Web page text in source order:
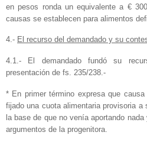
en pesos ronda un equivalente a €
causas se establecen para alimentos
4.- El recurso del demandado y su
4.1.- El demandado fundó su
presentación de fs. 235/238.-
* En primer término expresa que
fijado una cuota alimentaria provisoria a
la base de que no venía aportando
argumentos de la progenitora.